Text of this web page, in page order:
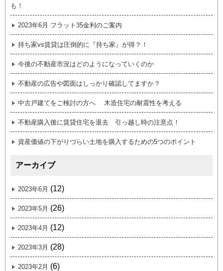
も！
2023年6月 フラット35金利のご案内
持ち家vs賃貸は圧倒的に『持ち家』が得？！
今後の不動産市況はどのようになっていくのか
不動産の広告や図面はしっかり確認してますか？
中古戸建てをご検討の方へ 木造住宅の耐震性を考える
不動産購入後に賃貸住宅を退去 引っ越し時の注意点！
資産価値の下がりづらい土地を購入するための5つのポイント
アーカイブ
2023年6月 (12)
2023年5月 (26)
2023年4月 (12)
2023年3月 (28)
2023年2月 (6)